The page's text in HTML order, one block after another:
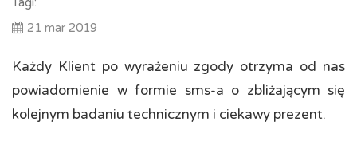
21 mar 2019
Każdy Klient po wyrażeniu zgody otrzyma od nas
powiadomienie w formie sms-a o zbliżającym się
kolejnym badaniu technicznym i ciekawy prezent.